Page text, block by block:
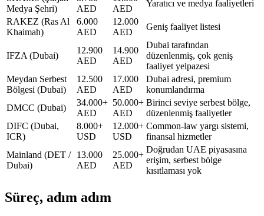
Medya Şehri)
AED
AED
Yaratıcı ve medya faaliyetleri
RAKEZ (Ras Al
Khaimah)
6.000
AED
12.000
AED
Geniş faaliyet listesi
IFZA (Dubai)
12.900
AED
14.900
AED
Dubai tarafından
düzenlenmiş, çok geniş
faaliyet yelpazesi
Meydan Serbest
Bölgesi (Dubai)
12.500
AED
17.000
AED
Dubai adresi, premium
konumlandırma
DMCC (Dubai)
34.000+
AED
50.000+
AED
Birinci seviye serbest bölge,
düzenlenmiş faaliyetler
DIFC (Dubai,
ICR)
8.000+
USD
12.000+
USD
Common-law yargı sistemi,
finansal hizmetler
Mainland (DET /
Dubai)
13.000
AED
25.000+
AED
Doğrudan UAE piyasasına
erişim, serbest bölge
kısıtlaması yok
Süreç, adım adım